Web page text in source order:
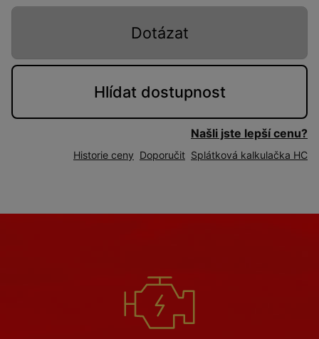
Dotázat
Hlídat dostupnost
Našli jste lepší cenu?
Historie ceny Doporučit Splátková kalkulačka HC